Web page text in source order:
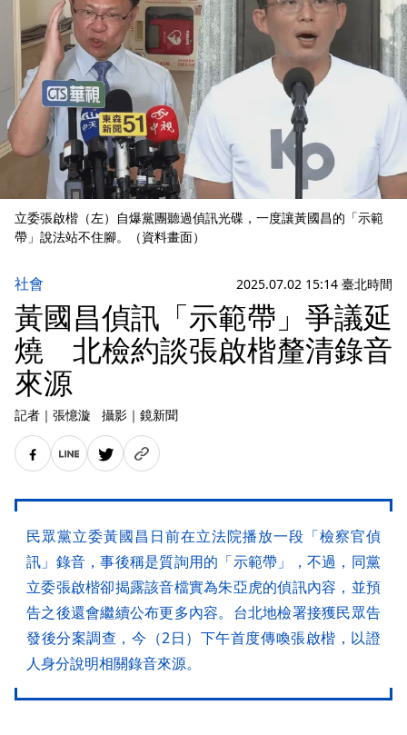
立委張啟楷（左）自爆黨團聽過偵訊光碟，一度讓黃國昌的「示範
帶」說法站不住腳。（資料畫面）
社會 2025.07.02 15:14 臺北時間
黃國昌偵訊「示範帶」爭議延
燒 北檢約談張啟楷釐清錄音
來源
記者 ｜ 張憶漩 攝影 ｜ 鏡新聞
民眾黨立委黃國昌日前在立法院播放一段「檢察官偵
訊」錄音，事後稱是質詢用的「示範帶」，不過，同黨
立委張啟楷卻揭露該音檔實為朱亞虎的偵訊內容，並預
告之後還會繼續公布更多內容。台北地檢署接獲民眾告
發後分案調查，今（2日）下午首度傳喚張啟楷，以證
人身分說明相關錄音來源。